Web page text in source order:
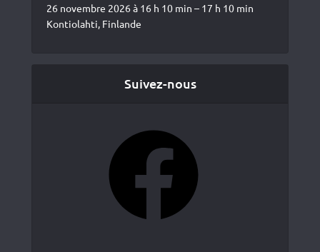
26 novembre 2026 à 16 h 10 min – 17 h 10 min
Kontiolahti, Finlande
Suivez-nous